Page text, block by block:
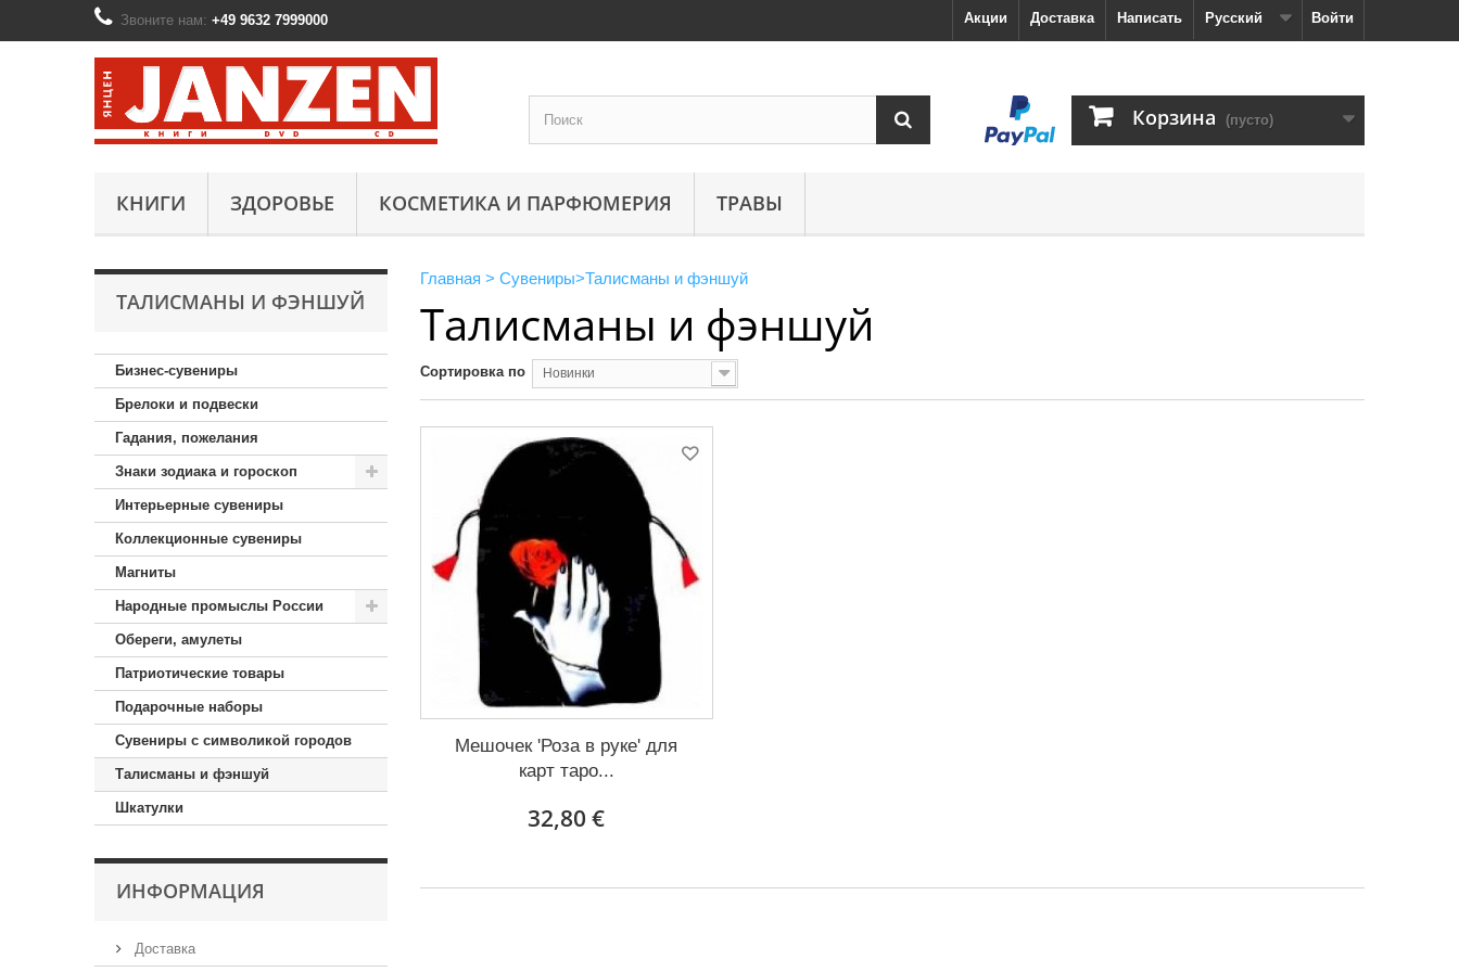
Войти
Русский
Написать
Доставка
Акции
Звоните нам: +49 9632 7999000
Корзина (пусто)
КНИГИ ЗДОРОВЬЕ КОСМЕТИКА И ПАРФЮМЕРИЯ ТРАВЫ
ТАЛИСМАНЫ И ФЭНШУЙ
Бизнес-сувениры
Брелоки и подвески
Гадания, пожелания
Знаки зодиака и гороскоп
Интерьерные сувениры
Коллекционные сувениры
Магниты
Народные промыслы России
Обереги, амулеты
Патриотические товары
Подарочные наборы
Сувениры с символикой городов
Талисманы и фэншуй
Шкатулки
ИНФОРМАЦИЯ
Доставка
Главная > Сувениры>Талисманы и фэншуй
Талисманы и фэншуй
Сортировка по Новинки
Мешочек 'Роза в руке' для
карт таро...
32,80 €